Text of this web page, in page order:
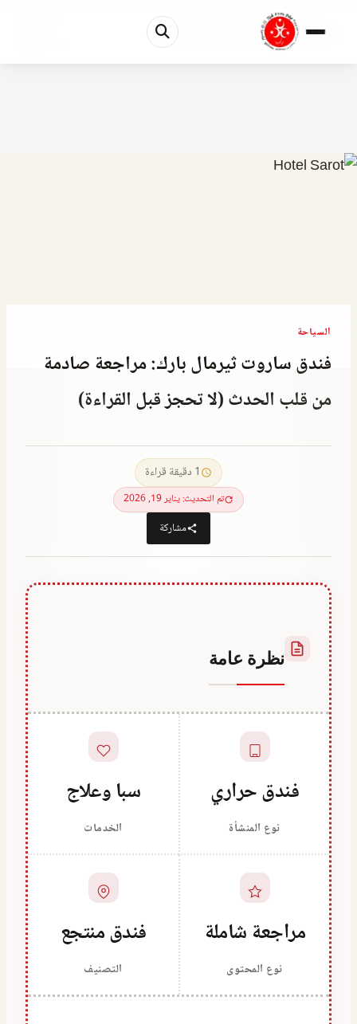
فندق ساروت ثيرمال بارك: مراجعة صادمة من قلب الح...
السياحة
فندق ساروت ثيرمال بارك: مراجعة صادمة
من قلب الحدث (لا تحجز قبل القراءة)
1 دقيقة قراءة
تم التحديث: يناير 19, 2026
مشاركة
نظرة عامة
فندق حراري
نوع المنشأة
سبا وعلاج
الخدمات
مراجعة شاملة
نوع المحتوى
فندق منتجع
التصنيف